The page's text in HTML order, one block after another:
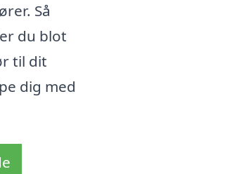
Så
du blot
til dit
dig med